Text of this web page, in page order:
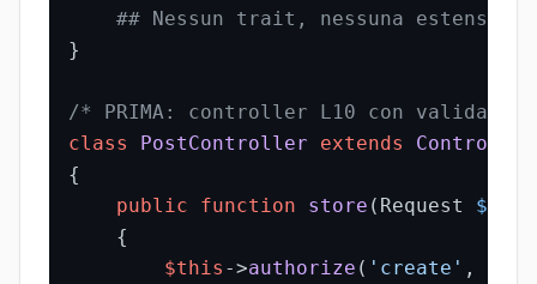
## Nessun trait, nessuna
}
/* PRIMA: controller L10 con
class
PostController extends
Controller
{
public
function store ( Request
{
$this ->authorize ( 'create' ,